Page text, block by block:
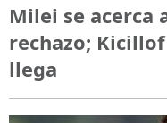
Milei se acerca
rechazo;
llega